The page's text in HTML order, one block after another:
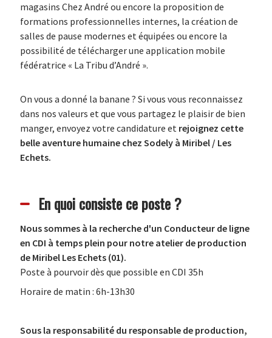
magasins Chez André ou encore la proposition de
formations professionnelles internes, la création de
salles de pause modernes et équipées ou encore la
possibilité de télécharger une application mobile
fédératrice « La Tribu d’André ».
On vous a donné la banane ? Si vous vous reconnaissez
dans nos valeurs et que vous partagez le plaisir de bien
manger, envoyez votre candidature et rejoignez cette
belle aventure humaine chez Sodely à Miribel / Les
Echets.
En quoi consiste ce poste ?
Nous sommes à la recherche d'un Conducteur de ligne
en CDI à temps plein pour notre atelier de production
de Miribel Les Echets (01).
Poste à pourvoir dès que possible en CDI 35h
Horaire de matin : 6h-13h30
Sous la responsabilité du responsable de production,